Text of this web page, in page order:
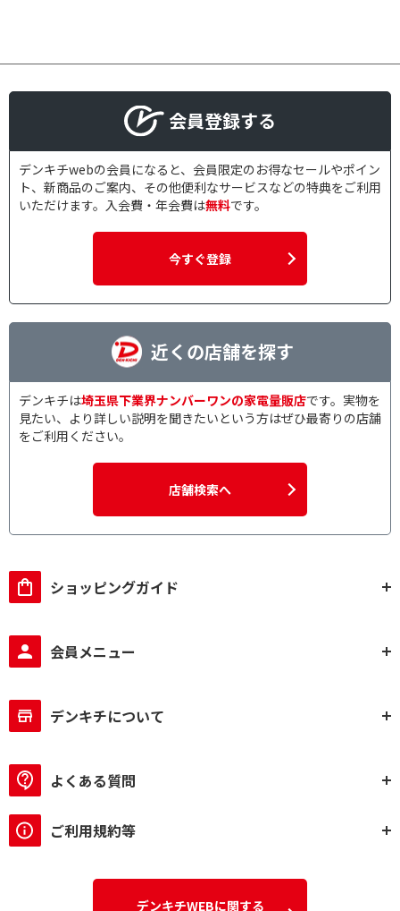
会員登録する
デンキチwebの会員になると、会員限定のお得なセールやポイン
ト、新商品のご案内、その他便利なサービスなどの特典をご利用
いただけます。入会費・年会費は無料です。
今すぐ登録
近くの店舗を探す
デンキチは埼玉県下業界ナンバーワンの家電量販店です。実物を
見たい、より詳しい説明を聞きたいという方はぜひ最寄りの店舗
をご利用ください。
店舗検索へ
ショッピングガイド
会員メニュー
デンキチについて
よくある質問
ご利用規約等
デンキチWEBに関する